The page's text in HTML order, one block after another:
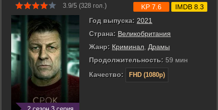
3.9/5 (328 гол.)
Год выпуска: 2021
Страна: Великобритания
Жанр: Криминал Драмы
Продолжительность: 59 мин
Качество:
FHD (1080p)
KP 7.6 IMDB 8.3